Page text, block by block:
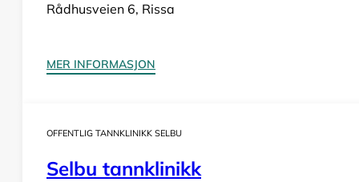
Rådhusveien 6, Rissa
MER INFORMASJON
OFFENTLIG TANNKLINIKK SELBU
Selbu tannklinikk